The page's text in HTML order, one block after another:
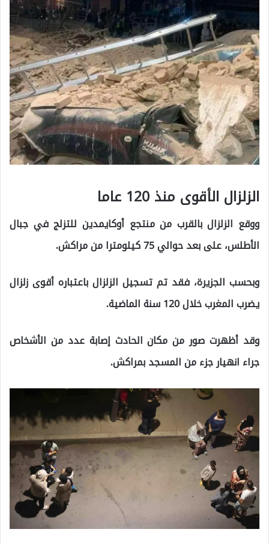
الزلزال الأقوى منذ 120 عاما
ووقع الزلزال بالقرب من منتجع أوكايمدين للتزلج في جبال
الأطلس، على بعد حوالي 75 كيلومترا من مراكش.
وبحسب الجزيرة، فقد تم تسجيل الزلزال باعتباره أقوى زلزال
يضرب المغرب خلال 120 سنة الماضية.
وقد أظهرت صور من مكان الحادث إصابة عدد من الأشخاص
جراء انهيار جزء من المسجد بمراكش.